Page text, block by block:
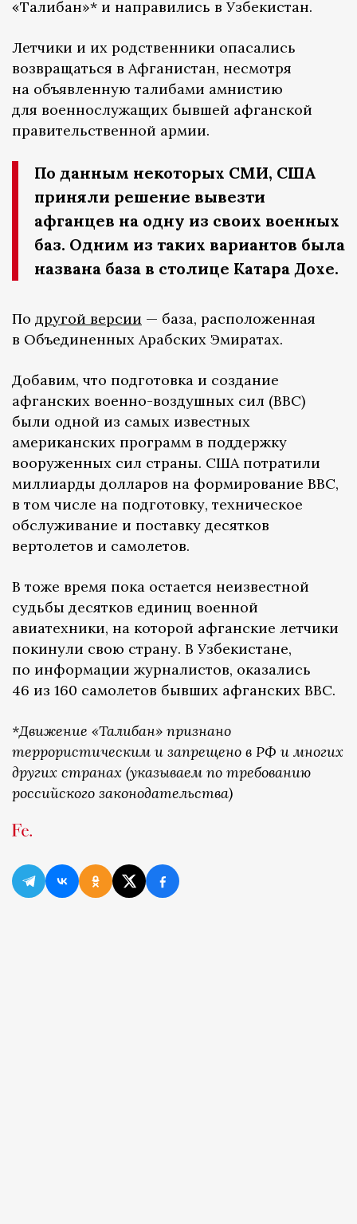
«Талибан»* и направились в Узбекистан.
Летчики и их родственники опасались
возвращаться в Афганистан, несмотря
на объявленную талибами амнистию
для военнослужащих бывшей афганской
правительственной армии.
По данным некоторых СМИ, США
приняли решение вывезти
афганцев на одну из своих военных
баз. Одним из таких вариантов была
названа база в столице Катара Дохе.
По другой версии — база, расположенная
в Объединенных Арабских Эмиратах.
Добавим, что подготовка и создание
афганских военно-воздушных сил (ВВС)
были одной из самых известных
американских программ в поддержку
вооруженных сил страны. США потратили
миллиарды долларов на формирование ВВС,
в том числе на подготовку, техническое
обслуживание и поставку десятков
вертолетов и самолетов.
В тоже время пока остается неизвестной
судьбы десятков единиц военной
авиатехники, на которой афганские летчики
покинули свою страну. В Узбекистане,
по информации журналистов, оказались
46 из 160 самолетов бывших афганских ВВС.
*Движение «Талибан» признано
террористическим и запрещено в РФ и многих
других странах (указываем по требованию
российского законодательства)